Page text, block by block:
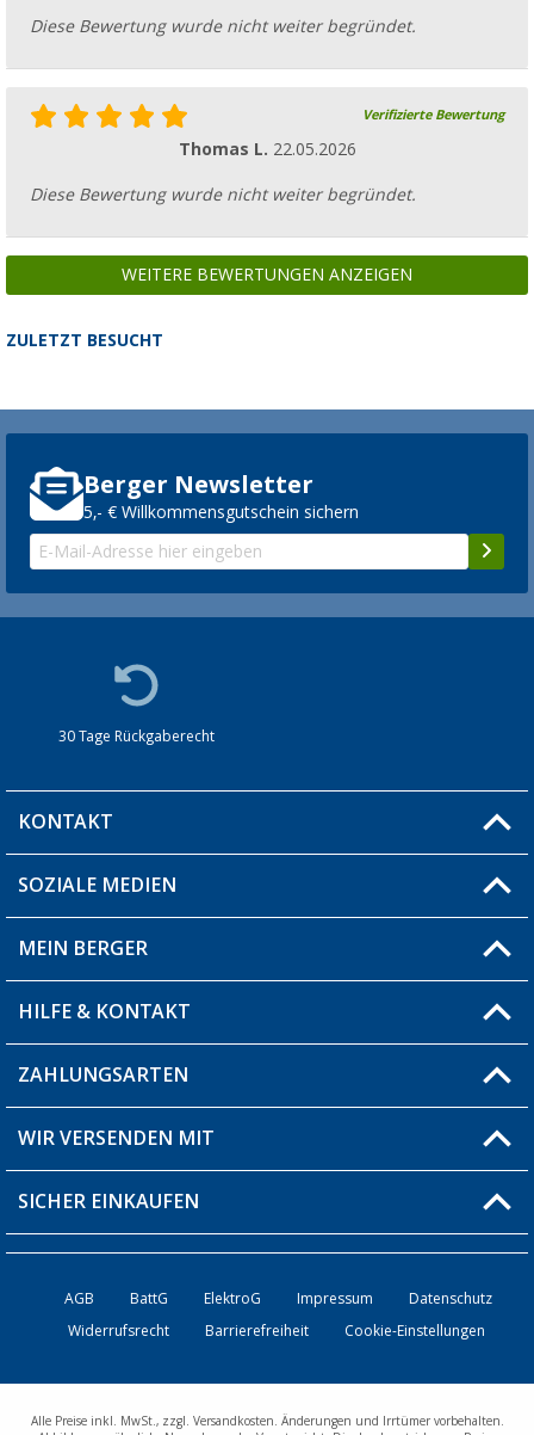
Diese Bewertung wurde nicht weiter begründet.
Verifizierte Bewertung
Thomas L. 22.05.2026
Diese Bewertung wurde nicht weiter begründet.
WEITERE BEWERTUNGEN ANZEIGEN
ZULETZT BESUCHT
Berger Newsletter
5,- € Willkommensgutschein sichern
30 Tage Rückgaberecht
KONTAKT
Du hast eine Frage?
Filiale finden
SOZIALE MEDIEN
MEIN BERGER
Blog
Produkttester
Über uns
HILFE & KONTAKT
Fragen & Antworten / FAQ
Versandinformationen
Bestellstatus
Kontakt
ZAHLUNGSARTEN
WIR VERSENDEN MIT
SICHER EINKAUFEN
AGB BattG ElektroG Impressum
Datenschutz
Widerrufsrecht
Barrierefreiheit Cookie-Einstellungen
Alle Preise inkl. MwSt., zzgl. Versandkosten. Änderungen und Irrtümer vorbehalten.